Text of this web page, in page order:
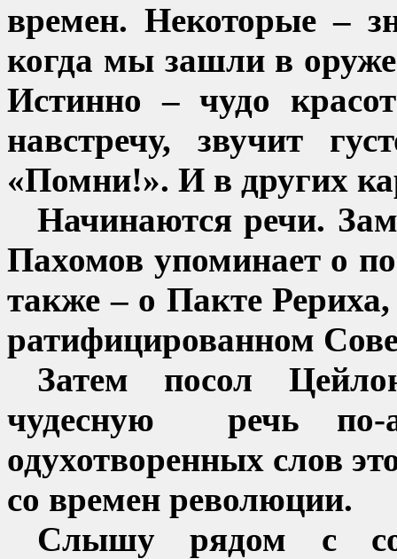
времен. Некоторые –
когда мы зашли в
Истинно – чудо
навстречу, звучит
«Помни!». И в других
Начинаются речи.
Пахомов упоминает о
также – о Пакте
ратифицированном
Затем посол
чудесную
речь по-
одухотворенных слов
со времен революции.
Слышу рядом с